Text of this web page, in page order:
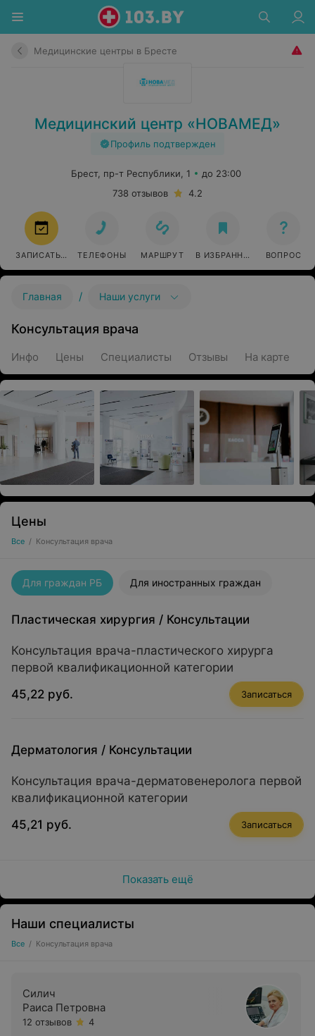
Медицинские центры в Бресте
Медицинский центр «НОВАМЕД»
Профиль подтвержден
Брест, пр-т Республики, 1
до 23:00
738 отзывов
4.2
ЗАПИСАТЬСЯ ТЕЛЕФОНЫ МАРШРУТ В ИЗБРАННОЕ ВОПРОС
Главная / Наши услуги
Консультация врача
Инфо Цены Специалисты Отзывы На карте
Цены
Все / Консультация врача
Для граждан РБ Для иностранных граждан
Пластическая хирургия / Консультации
Консультация врача-пластического хирурга
первой квалификационной категории
45,22 руб.
Записаться
Дерматология / Консультации
Консультация врача-дерматовенеролога первой
квалификационной категории
45,21 руб.
Записаться
Показать ещё
Наши специалисты
Все / Консультация врача
Силич
Раиса Петровна
12 отзывов
4